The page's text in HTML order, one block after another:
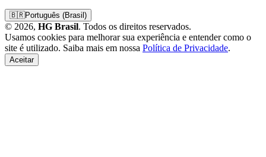
🇧🇷Português (Brasil)
© 2026, HG Brasil. Todos os direitos reservados.
Usamos cookies para melhorar sua experiência e entender como o
site é utilizado. Saiba mais em nossa Política de Privacidade.
Aceitar